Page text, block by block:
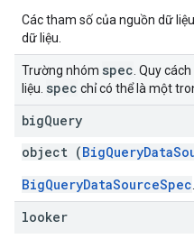
Các tham số của nguồn dữ
dữ liệu.
Trường nhóm spec . Quy
liệu. spec chỉ có thể là một
bigQuery
object (
BigQueryDataSourceSpec
looker